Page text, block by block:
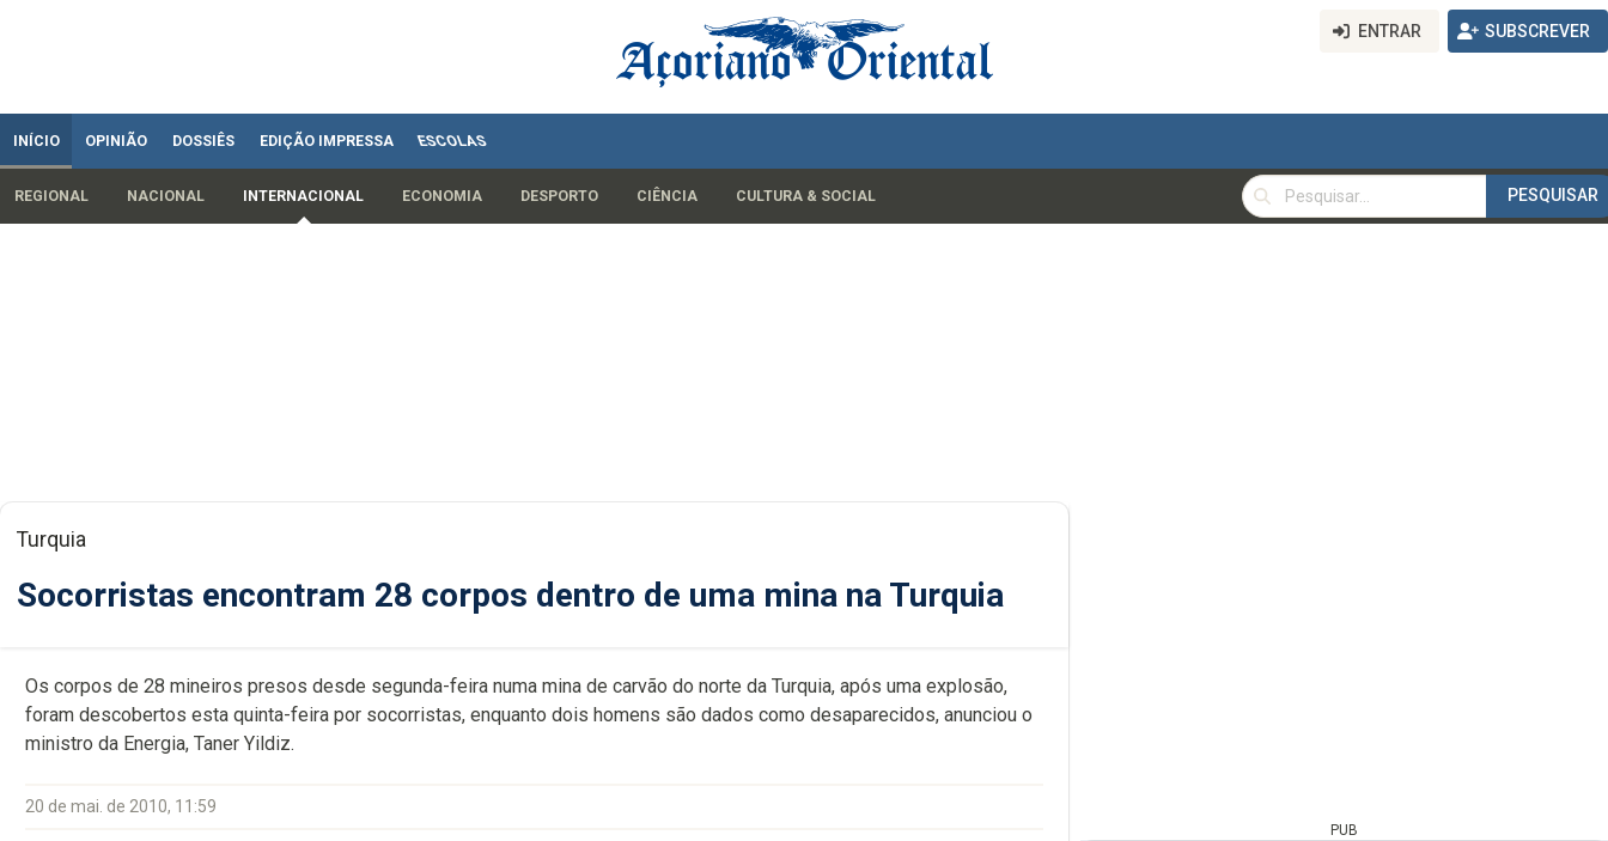
ENTRAR SUBSCREVER
INÍCIO OPINIÃO DOSSIÊS EDIÇÃO IMPRESSA ESCOLAS
REGIONAL NACIONAL INTERNACIONAL ECONOMIA DESPORTO CIÊNCIA CULTURA & SOCIAL
PESQUISAR
PESQUISAR
Turquia
Socorristas encontram 28 corpos dentro de uma mina na Turquia
Os corpos de 28 mineiros presos desde segunda-feira numa mina de carvão do norte da Turquia, após uma explosão,
foram descobertos esta quinta-feira por socorristas, enquanto dois homens são dados como desaparecidos, anunciou o
ministro da Energia, Taner Yildiz.
20 de mai. de 2010, 11:59
PUB